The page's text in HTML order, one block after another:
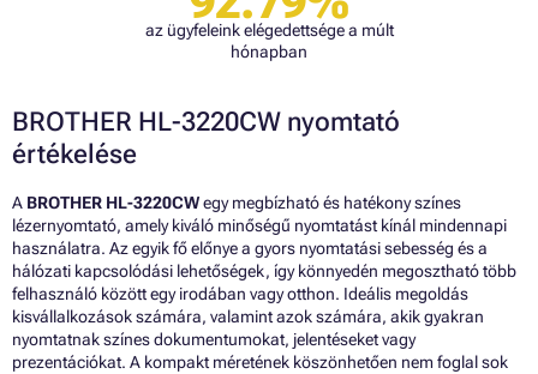
az ügyfeleink elégedettsége a múlt
hónapban
BROTHER HL-3220CW nyomtató
értékelése
A BROTHER HL-3220CWegy megbízható és hatékony színes
lézernyomtató, amely kiváló minőségű nyomtatást kínál mindennapi
használatra. Az egyik fő előnye a gyors nyomtatási sebesség és a
hálózati kapcsolódási lehetőségek, így könnyedén megosztható több
felhasználó között egy irodában vagy otthon. Ideális megoldás
kisvállalkozások számára, valamint azok számára, akik gyakran
nyomtatnak színes dokumentumokat, jelentéseket vagy
prezentációkat. A kompakt méretének köszönhetően nem foglal sok